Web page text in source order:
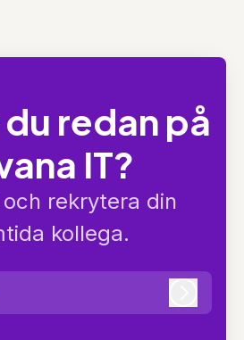
redan på
IT?
rekrytera din
kollega.